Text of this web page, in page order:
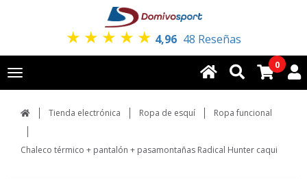
★ ★ ★ ★ ★ 4,96 48 Reseñas
Toggle
navigation
0
Tienda electrónica Ropa de esquí Ropa funcional
Chaleco térmico + pantalón + pasamontañas Radical Hunter caqui